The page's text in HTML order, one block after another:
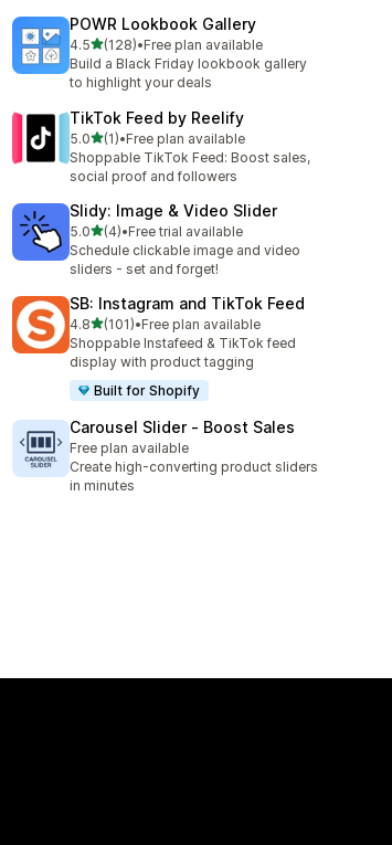
POWR Lookbook Gallery
4.5滿分 5 顆星
(128)
共有 128 則評價
•Free plan available
Build a Black Friday lookbook gallery
to highlight your deals
TikTok Feed by Reelify
5.0滿分 5 顆星
(1)
共有 1 則評價
•Free plan available
Shoppable TikTok Feed: Boost sales,
social proof and followers
Slidy: Image & Video Slider
5.0滿分 5 顆星
(4)
共有 4 則評價
•Free trial available
Schedule clickable image and video
sliders - set and forget!
SB: Instagram and TikTok Feed
4.8滿分 5 顆星
(101)
共有 101 則評價
•Free plan available
Shoppable Instafeed & TikTok feed
display with product tagging
Built for Shopify
Carousel Slider ‑ Boost Sales
Free plan available
Create high-converting product sliders
in minutes